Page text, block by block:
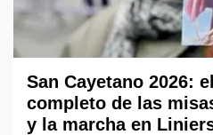
San Cayetano 2026:
completo de las
y la marcha en